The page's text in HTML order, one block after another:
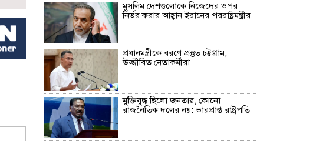
মুসলিম দেশগুলোকে নিজেদের ওপর
নির্ভর করার আহ্বান ইরানের পররাষ্ট্রমন্ত্রীর
প্রধানমন্ত্রীকে বরণে প্রস্তুত চট্টগ্রাম,
উজ্জীবিত নেতাকর্মীরা
মুক্তিযুদ্ধ ছিলো জনতার, কোনো
রাজনৈতিক দলের নয়: ভারপ্রাপ্ত রাষ্ট্রপতি